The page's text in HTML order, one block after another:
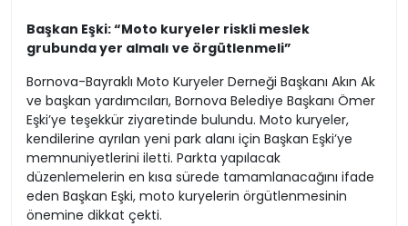
Başkan Eşki: “Moto kuryeler riskli meslek
grubunda yer almalı ve örgütlenmeli”
Bornova-Bayraklı Moto Kuryeler Derneği Başkanı Akın Ak
ve başkan yardımcıları, Bornova Belediye Başkanı Ömer
Eşki’ye teşekkür ziyaretinde bulundu. Moto kuryeler,
kendilerine ayrılan yeni park alanı için Başkan Eşki’ye
memnuniyetlerini iletti. Parkta yapılacak
düzenlemelerin en kısa sürede tamamlanacağını ifade
eden Başkan Eşki, moto kuryelerin örgütlenmesinin
önemine dikkat çekti.